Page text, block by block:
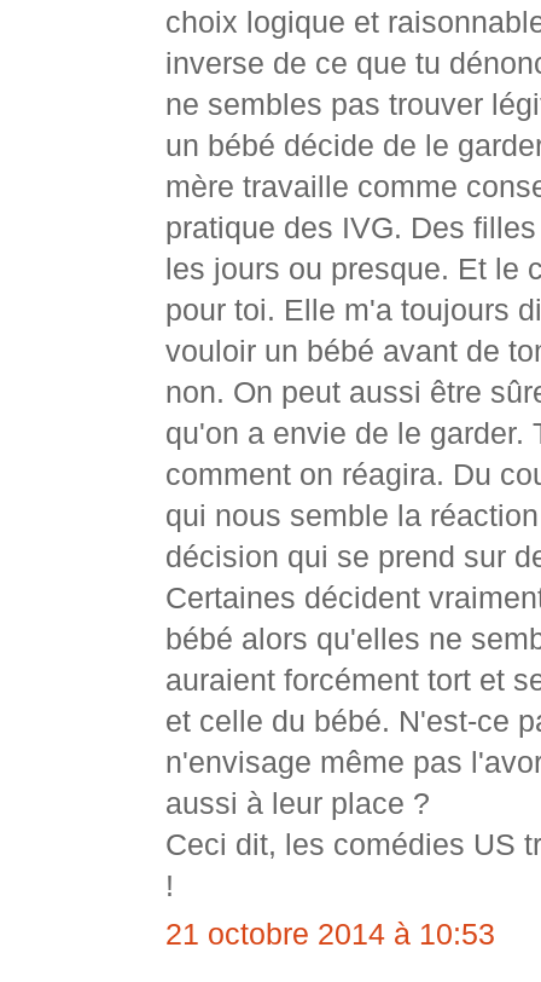
choix logique et
inverse de ce que tu
ne sembles pas trouver
un bébé décide de le
mère travaille comme
pratique des IVG. Des
les jours ou presque. Et le
pour toi. Elle m'a toujours
vouloir un bébé avant de
non. On peut aussi être
qu'on a envie de le garder.
comment on réagira. Du
qui nous semble la
décision qui se prend sur
Certaines décident
bébé alors qu'elles ne
auraient forcément tort et
et celle du bébé. N'est-ce
n'envisage même pas
aussi à leur place ?
Ceci dit, les comédies US
!
21 octobre 2014 à 10:53